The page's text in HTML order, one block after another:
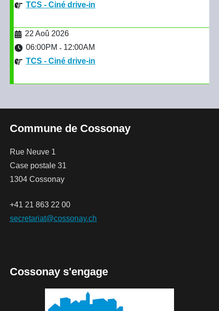
TCS - Ciné drive-in
22 Aoû 2026
06:00PM - 12:00AM
TCS - Ciné drive-in
Commune de Cossonay
Rue Neuve 1
Case postale 31
1304 Cossonay
+41 21 863 22 00
secretariat@cossonay.ch
Cossonay s'engage